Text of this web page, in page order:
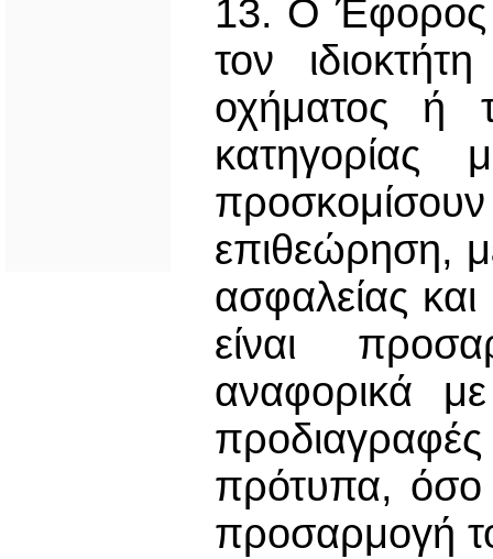
13. Ο Έφορος
τον
οχήματος ή
κατηγορίας
επιθεώρηση,
ασφαλείας
είναι
αναφορικά
πρότυπα, όσο
προσαρμογή